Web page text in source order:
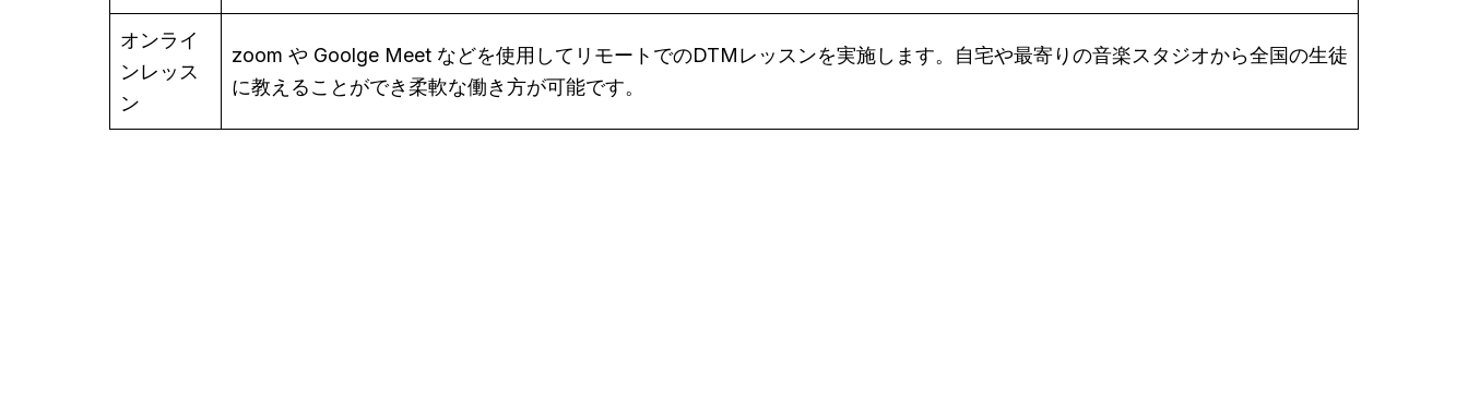
オンライ
ンレッス
ン
zoom や Goolge Meet などを使用してリモートでのDTMレッスンを実施します。自宅や最寄りの音楽スタジオから全国の生徒
に教えることができ柔軟な働き方が可能です。